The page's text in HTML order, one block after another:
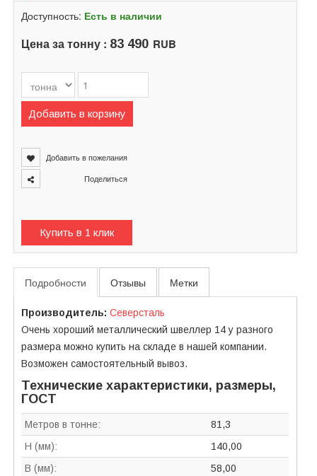
Доступность: Есть в наличии
Цена за тонну : 83 490 RUB
Добавить в корзину
Добавить в пожелания
Поделиться
Купить в 1 клик
Подробности Отзывы Метки
Производитель: Северсталь
Очень хороший металлический швеллер 14 у разного
размера можно купить на складе в нашей компании.
Возможен самостоятельный вывоз.
Технические характеристики, размеры,
ГОСТ
Метров в тонне:
81,3
H (мм):
140,00
B (мм):
58,00